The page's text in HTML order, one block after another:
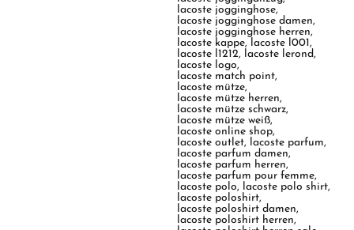
lacoste jogginghose,
lacoste jogginghose damen,
lacoste jogginghose herren,
lacoste kappe, lacoste l001,
lacoste l1212, lacoste lerond,
lacoste logo,
lacoste match point,
lacoste mütze,
lacoste mütze herren,
lacoste mütze schwarz,
lacoste mütze weiß,
lacoste online shop,
lacoste outlet, lacoste parfum,
lacoste parfum damen,
lacoste parfum herren,
lacoste parfum pour femme,
lacoste polo, lacoste polo shirt,
lacoste poloshirt,
lacoste poloshirt damen,
lacoste poloshirt herren,